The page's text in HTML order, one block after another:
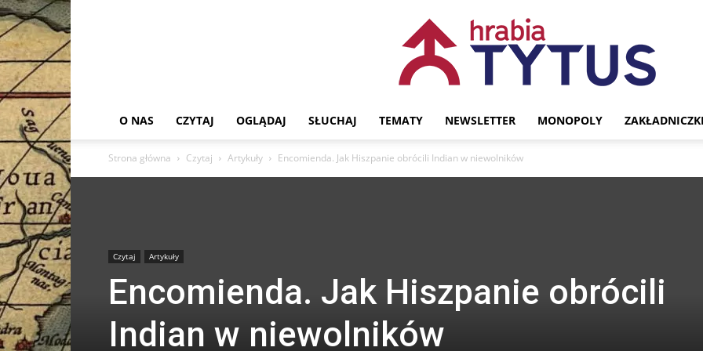
O NAS CZYTAJ OGLĄDAJ SŁUCHAJ TEMATY NEWSLETTER MONOPOLY
Strona główna Czytaj Artykuły Encomienda. Jak Hiszpanie obrócili Indian w niewolników
Czytaj Artykuły
Encomienda. Jak Hiszpanie obrócili
Indian w niewolników